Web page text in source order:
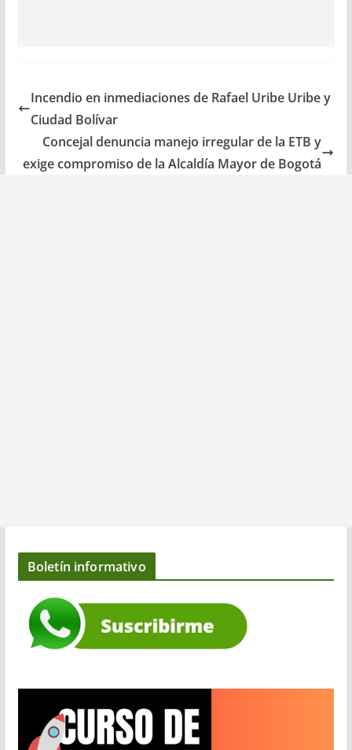
Incendio en inmediaciones de Rafael Uribe Uribe y
Ciudad Bolívar
Concejal denuncia manejo irregular de la ETB y
exige compromiso de la Alcaldía Mayor de Bogotá
Boletín informativo